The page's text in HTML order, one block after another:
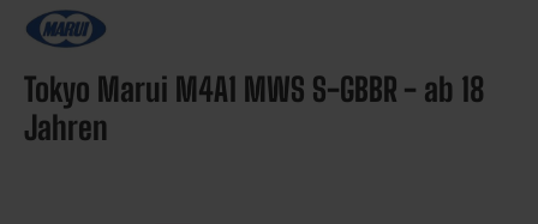
Tokyo Marui M4A1 MWS S-GBBR - ab 18
Jahren